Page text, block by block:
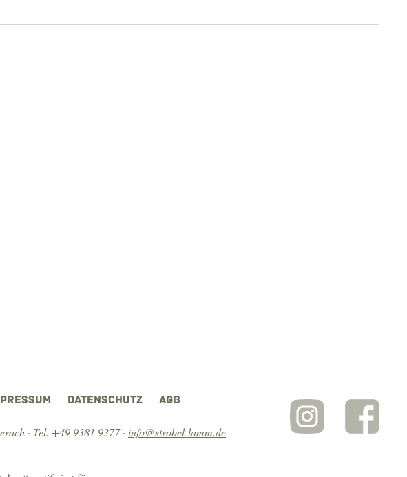
DATENSCHUTZ AGB
· Tel. +49 9381 9377· info@strobel-lamm.de